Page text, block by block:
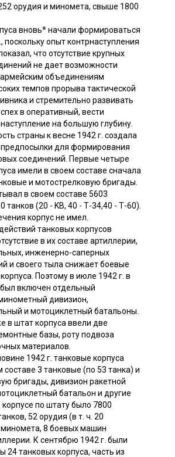
орудия и миномета, свыше 1800
вновь* начали формироваться
поскольку опыт контрнаступления
что отсутствие крупных
не дает возможности
объединениям
темпов прорыва тактической
и стремительно развивать
в оперативный, вести
на большую глубину.
страны к весне 1942 г. создала
для формирования
соединений. Первые четыре
имели в своем составе сначала
и мотострелковую бригады.
в своем составе 5603
танков (20 - KB, 40 - Т-34,40 - Т-60).
корпус не имел.
танковых корпусов
в их составе артиллерии,
инженерно-саперных
и своего тыла снижает боевые
Поэтому в июле 1942 г. в
включен отдельный
дивизион,
и мотоциклетный батальоны.
в штат корпуса ввели две
базы, роту подвоза
материалов.
1942 г. танковые корпуса
3 танковые (по 53 танка) и
бригады, дивизион ракетной
батальон и другие
корпусе по штату было 7800
52 орудия (в т. ч. 20
миномета, 8 боевых машин
К сентябрю 1942 г. были
24 танковых корпуса, часть из